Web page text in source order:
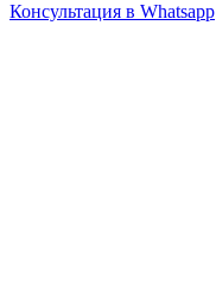
Консультация в Whatsapp